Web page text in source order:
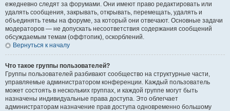
ежедневно следят за форумами. Они имеют право редактировать или
удалять сообщения, закрывать, открывать, перемещать, удалять и
объединять темы на форуме, за который они отвечают. Основные задачи
модераторов — не допускать несоответствия содержания сообщений
обсуждаемым темам (оффтопик), оскорблений.
Вернуться к началу
Что такое группы пользователей?
Группы пользователей разбивают сообщество на структурные части,
управляемые администратором конференции. Каждый пользователь
может состоять в нескольких группах, и каждой группе могут быть
назначены индивидуальные права доступа. Это облегчает
администраторам назначение прав доступа одновременно большому